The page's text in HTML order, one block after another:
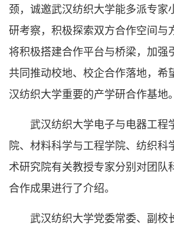
颈，诚邀武汉纺织大学能多派专家
研考察，积极探索双方合作空间与
将积极搭建合作平台与桥梁，加强
共同推动校地、校企合作落地，希
汉纺织大学重要的产学研合作基地。
武汉纺织大学电子与电器工程
院、材料科学与工程学院、纺织科
术研究院有关教授专家分别对团队
合作成果进行了介绍。
武汉纺织大学党委常委、副校